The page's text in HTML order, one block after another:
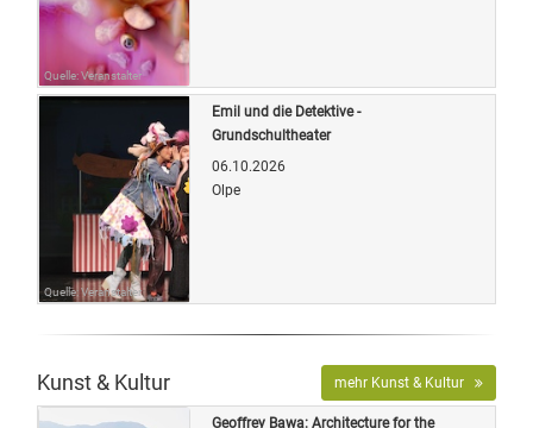
Quelle: Veranstalter
Quelle: Veranstalter
Emil und die Detektive -
Grundschultheater
06.10.2026
Olpe
Kunst & Kultur mehr Kunst & Kultur
Geoffrey Bawa: Architecture for the